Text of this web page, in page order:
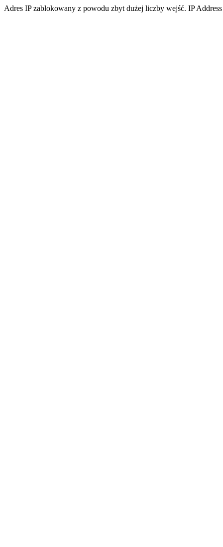
Adres IP zablokowany z powodu zbyt dużej liczby wejść. IP